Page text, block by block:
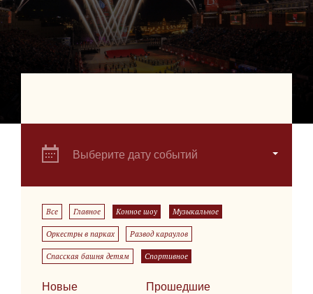
Выберите дату событий
Все Главное Конное шоу Музыкальное
Оркестры в парках Развод караулов
Спасская башня детям Спортивное
Новые
Прошедшие